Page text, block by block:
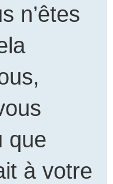
n’êtes
que
à votre